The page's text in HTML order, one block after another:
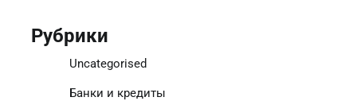
Рубрики
Uncategorised
Банки и кредиты